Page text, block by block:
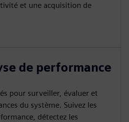
et une acquisition de
de performance
pour surveiller, évaluer et
du système. Suivez les
détectez les